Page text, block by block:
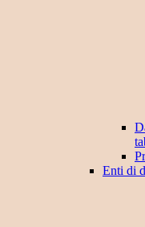
Enti di